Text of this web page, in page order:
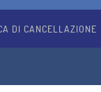
DI CANCELLAZIONE